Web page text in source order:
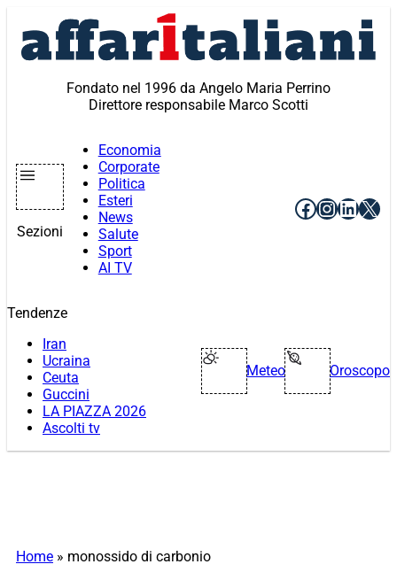
contenuto
Fondato nel 1996 da Angelo Maria Perrino
Direttore responsabile Marco Scotti
Sezioni
Economia
Corporate
Politica
Esteri
News
Salute
Sport
AI TV
Facebook
X
Tendenze
Iran
Ucraina
Ceuta
Guccini
LA PIAZZA 2026
Ascolti tv
Meteo Oroscopo
Home » monossido di carbonio